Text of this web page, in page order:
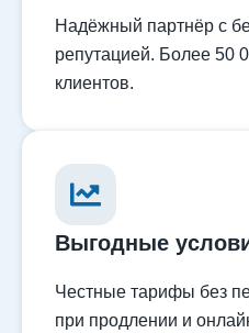
Надёжный партнёр с
репутацией. Более 50
клиентов.
Выгодные
Честные тарифы без
при продлении и